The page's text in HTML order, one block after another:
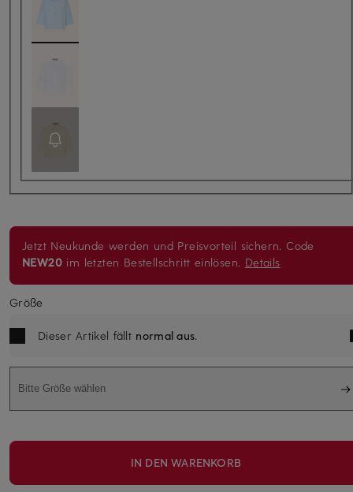
Jetzt Neukunde werden und Preisvorteil sichern. Code
NEW20 im letzten Bestellschritt einlösen. Details
Größe
Dieser Artikel fällt normal aus.
Bitte Größe wählen
IN DEN WARENKORB